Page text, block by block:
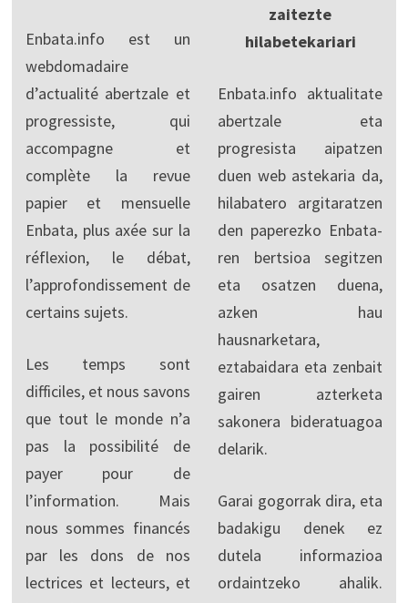
Enbata.info est un
webdomadaire
d’actualité abertzale et
progressiste, qui
accompagne et
complète la revue
papier et mensuelle
Enbata, plus axée sur la
réflexion, le débat,
l’approfondissement de
certains sujets.
Les temps sont
difficiles, et nous savons
que tout le monde n’a
pas la possibilité de
payer pour de
l’information. Mais
nous sommes financés
par les dons de nos
lectrices et lecteurs, et
zaitezte
hilabetekariari
Enbata.info aktualitate
abertzale eta
progresista aipatzen
duen web astekaria da,
hilabatero argitaratzen
den paperezko Enbata-
ren bertsioa segitzen
eta osatzen duena,
azken hau
hausnarketara,
eztabaidara eta zenbait
gairen azterketa
sakonera bideratuagoa
delarik.
Garai gogorrak dira, eta
badakigu denek ez
dutela informazioa
ordaintzeko ahalik.